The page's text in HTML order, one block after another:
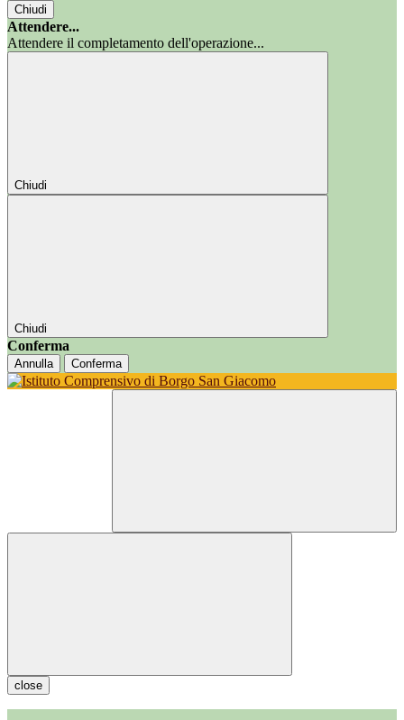
Chiudi
Attendere...
Attendere il completamento dell'operazione...
Chiudi
Chiudi
Conferma
Annulla Conferma
close